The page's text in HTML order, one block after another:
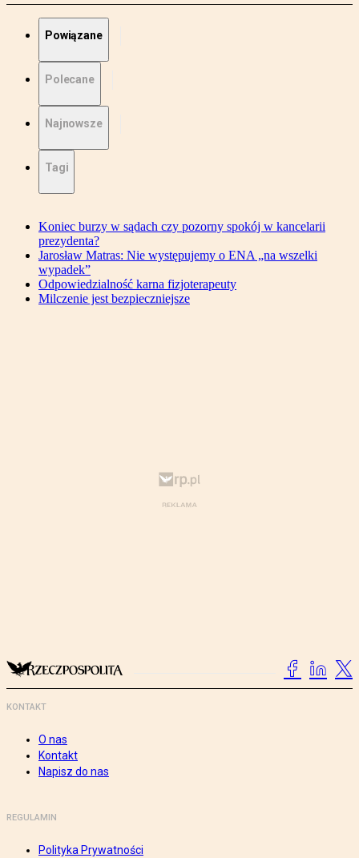
Powiązane
Polecane
Najnowsze
Tagi
Koniec burzy w sądach czy pozorny spokój w kancelarii
prezydenta?
Jarosław Matras: Nie występujemy o ENA „na wszelki
wypadek”
Odpowiedzialność karna fizjoterapeuty
Milczenie jest bezpieczniejsze
KONTAKT
O nas
Kontakt
Napisz do nas
REGULAMIN
Polityka Prywatności